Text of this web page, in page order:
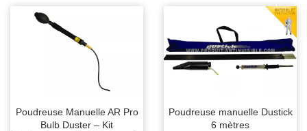
Poudreuse Manuelle AR Pro
Bulb Duster – Kit
Poudreuse manuelle Dustick
6 mètres